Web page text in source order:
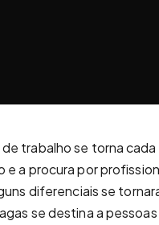
trabalho se torna cada
a procura por
diferenciais se
se destina a pessoas